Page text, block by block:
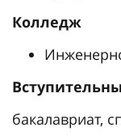
Колледж
бакалавриат,